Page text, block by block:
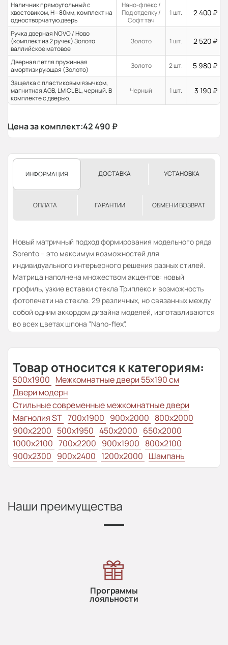
Наличник прямоугольный с
хвостовиком, H=80мм, комплект на
одностворчатую дверь
Нано-флекс /
Под отделку /
Софт тач
1 шт. 2 400 ₽
Ручка дверная NOVO / Ново
(комплект из 2 ручек) Золото
валлийское матовое
Золото 1 шт. 2 520 ₽
Дверная петля пружинная
амортизирующая (Золото)
Золото 2 шт. 5 980 ₽
Защелка с пластиковым язычком,
магнитная AGB, LM CL BL, черный. В
комплекте с дверью.
Черный 1 шт. 3 190 ₽
Цена за комплект:42 490 ₽
ИНФОРМАЦИЯ ДОСТАВКА УСТАНОВКА
ОПЛАТА ГАРАНТИИ ОБМЕН И ВОЗВРАТ
Новый матричный подход формирования модельного ряда
Sorento – это максимум возможностей для
индивидуального интерьерного решения разных стилей.
Матрица наполнена множеством акцентов: новый
профиль, узкие вставки стекла Триплекс и возможность
фотопечати на стекле. 29 различных, но связанных между
собой одним аккордом дизайна моделей, изготавливаются
во всех цветах шпона "Nano-flex".
Товар относится к категориям:
500x1900 Межкомнатные двери 55х190 см
Двери модерн
Стильные современные межкомнатные двери
Магнолия ST 700x1900 900x2000 800x2000
900x2200 500x1950 450x2000 650x2000
1000x2100 700x2200 900x1900 800x2100
900x2300 900x2400 1200x2000 Шампань
Наши преимущества
Программы
лояльности